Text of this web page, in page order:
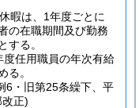
暇は、1年度ごとに
の在職期間及び勤務
する。
任用職員の年次有給
る。
6・旧第25条繰下、平
正)